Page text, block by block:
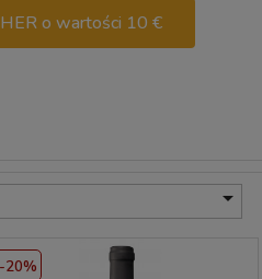
o wartości 10 €

-20%